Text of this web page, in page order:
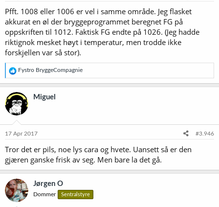
Pfft. 1008 eller 1006 er vel i samme område. Jeg flasket
akkurat en øl der bryggeprogrammet beregnet FG på
oppskriften til 1012. Faktisk FG endte på 1026. (Jeg hadde
riktignok mesket høyt i temperatur, men trodde ikke
forskjellen var så stor).
R
e
a
k
s
o
e
:
Fystro BryggeCompagnie
Miguel
17 Apr 2017 #3.946
Tror det er pils, noe lys cara og hvete. Uansett så er den
gjæren ganske frisk av seg. Men bare la det gå.
Jørgen O
Dommer Sentralstyre